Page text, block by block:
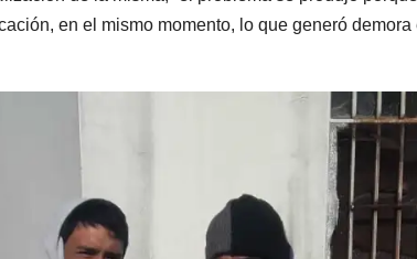
en el mismo momento, lo que generó